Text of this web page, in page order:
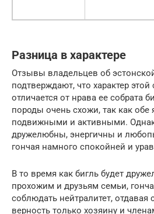
Разница в характере
Отзывы владельцев об
подтверждают, что характер этой
отличается от нрава ее собрата
породы очень схожи, так как обе
подвижными и активными.
дружелюбны, энергичны и
гончая намного спокойней и
В то время как бигль будет
прохожим и друзьям семьи,
соблюдать нейтралитет,
верность только хозяину и